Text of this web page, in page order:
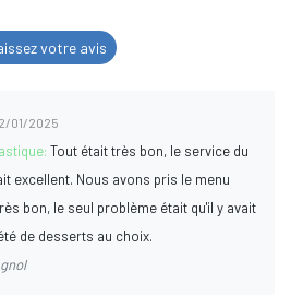
votre avis
01/2025
Tout était très bon, le service du
excellent. Nous avons pris le menu
bon, le seul problème était qu'il y avait
de desserts au choix.